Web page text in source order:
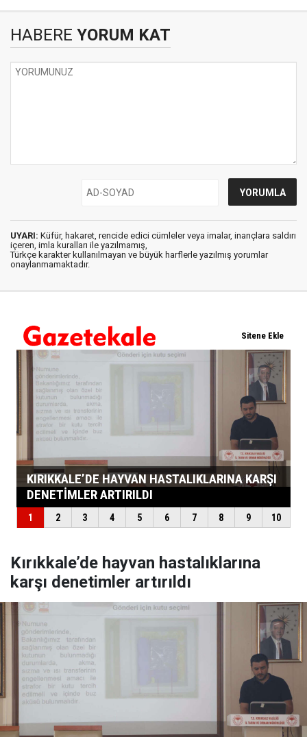
HABERE YORUM KAT
UYARI: Küfür, hakaret, rencide edici cümleler veya imalar, inançlara saldırı
içeren, imla kuralları ile yazılmamış,
Türkçe karakter kullanılmayan ve büyük harflerle yazılmış yorumlar
onaylanmamaktadır.
Kırıkkale’de hayvan hastalıklarına
karşı denetimler artırıldı